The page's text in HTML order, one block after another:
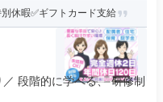
休暇✅ギフトカード支給
段階的に学べる、 研修制